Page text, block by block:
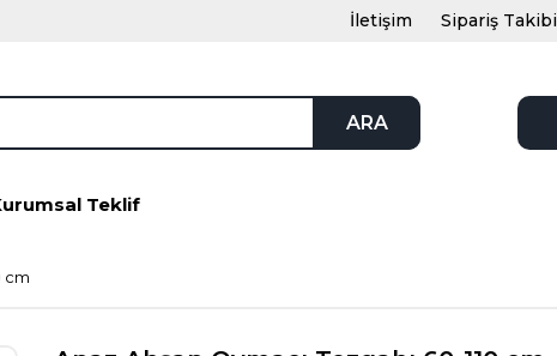
İletişim Sipariş Takibi
ARA
Teklif
cm